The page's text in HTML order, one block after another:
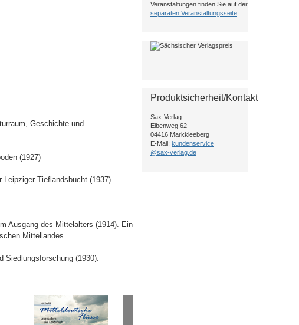
Geschichte und
(1927)
Tieflandsbucht (1937)
Ausgang des Mittelalters (1914). Ein
Mittellandes
Siedlungsforschung (1930).
Veranstaltungen finden Sie auf der
separaten Veranstaltungsseite
Produktsicherheit/Kontakt
Sax-Verlag
Eibenweg 62
04416 Markkleeberg
E-Mail: kundenservice
@sax-verlag.de